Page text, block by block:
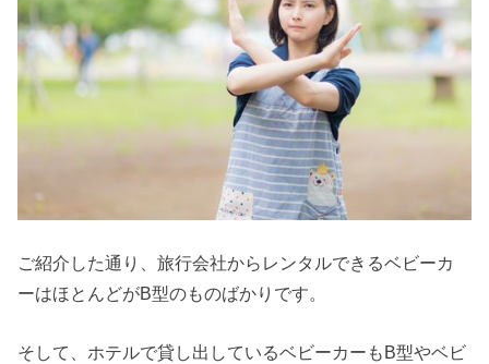
ご紹介した通り、旅行会社からレンタルできるベビーカ
ーはほとんどがB型のものばかりです。
そして、ホテルで貸し出しているベビーカーもB型やベビ